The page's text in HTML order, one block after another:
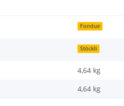
Fondue
Stöckli
4,64 kg
4,64 kg